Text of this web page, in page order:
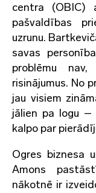
centra (OBIC)
pašvaldības
uzrunu.
savas
problēmu
risinājumus. No
jau visiem
jālien pa logu
kalpo par
Ogres biznesa
Amons
nākotnē ir